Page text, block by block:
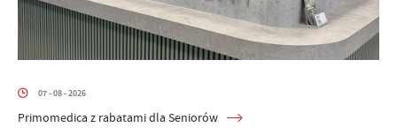
07 - 08 - 2026
Primomedica z rabatami dla Seniorów